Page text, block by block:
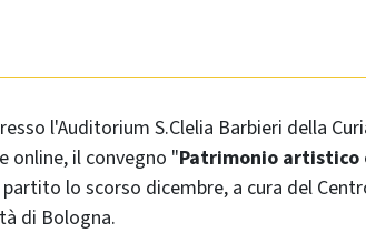
l'Auditorium S.Clelia Barbieri della
online, il convegno "Patrimonio artistico
lo scorso dicembre, a cura del
di Bologna.